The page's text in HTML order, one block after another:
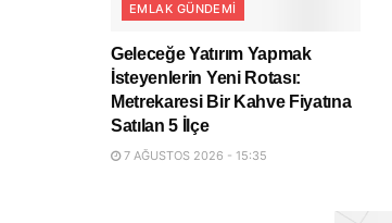
EMLAK GÜNDEMI
Geleceğe Yatırım Yapmak
İsteyenlerin Yeni Rotası:
Metrekaresi Bir Kahve Fiyatına
Satılan 5 İlçe
7 AĞUSTOS 2026 - 15:35